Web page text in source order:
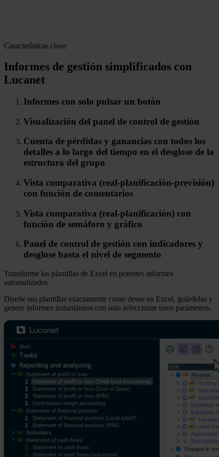
Características clave
Informes de gestión simplificados con
Lucanet
Informes con solo pulsar un botón
Visualización del panel de control de gestión
Cuenta de pérdidas y ganancias con todos los
detalles a lo largo del tiempo en el desglose de la
estructura del grupo
Vista comparativa (real-planificación-previsión)
con función de comentarios
Vista comparativa (real-planificación) con
función de semáforo y gráfico
Panel de control de gestión con indicadores y
desglose hasta el nivel de segmento
Transforme las plantillas de Excel en potentes informes
automatizados
Diseñe sus plantillas exactamente como desee en Excel, guárdelas y
genere informes instantáneos con solo seleccionar unos parámetros.